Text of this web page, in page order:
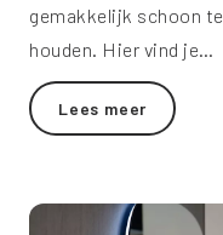
gemakkelijk schoon te
houden. Hier vind je
handige
schoonmaaktips.
Lees meer